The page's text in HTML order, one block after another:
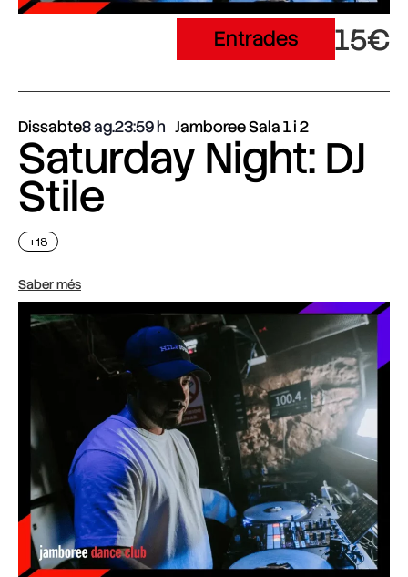
Entrades 15€
Dissabte8 ag.23:59 Jamboree Sala 1 i 2
Saturday Night: DJ
Stile
+18
Saber més